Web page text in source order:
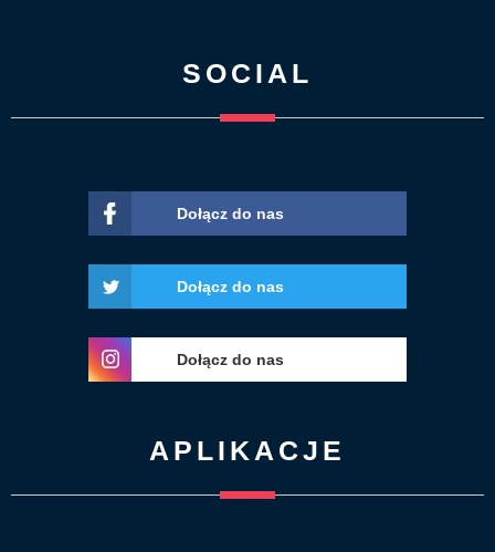
SOCIAL
Dołącz do nas
Dołącz do nas
Dołącz do nas
APLIKACJE